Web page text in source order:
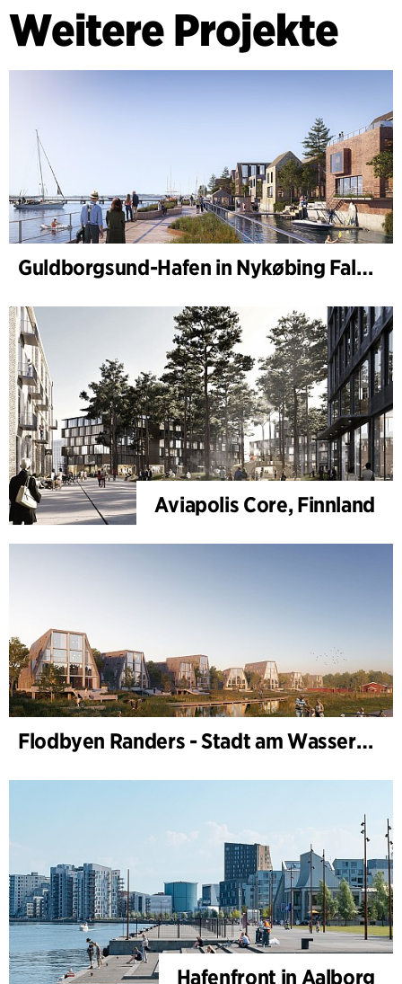
Weitere Projekte
Guldborgsund-Hafen in Nykøbing Falster
Aviapolis Core, Finnland
Flodbyen Randers - Stadt am Wasser (Stadtentwicklungsplan)
Hafenfront in Aalborg